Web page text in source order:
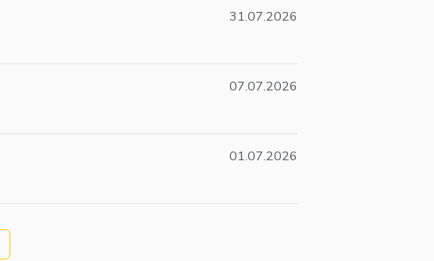
31.07.2026
07.07.2026
01.07.2026